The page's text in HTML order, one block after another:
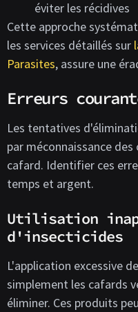
éviter les récidives
Cette approche
les services détaillés sur
Parasites, assure une
Erreurs
Les tentatives
par méconnaissance
cafard. Identifier ces
temps et argent.
Utilisation
d'insecticides
L'application excessive
simplement les cafards
éliminer. Ces produits